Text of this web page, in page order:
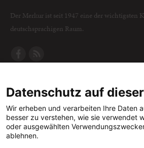
Der Merkur ist seit 1947 eine der wichtigsten
deutschsprachigen Raum.
Was ist der Merkur?
Herausgeber /
Redaktion
Verlag
Alle Abos im Überblick
Print-Abo
Digital-Abo
Datenschutz auf
Wir erheben und verarbeiten Ihre Daten
besser zu verstehen, wie sie verwendet
oder ausgewählten
ablehnen.